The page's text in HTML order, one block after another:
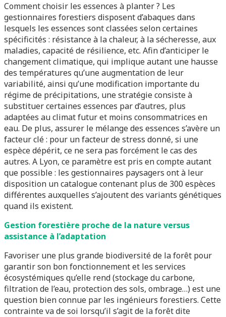
Comment choisir les essences à planter ? Les
gestionnaires forestiers disposent d’abaques dans
lesquels les essences sont classées selon certaines
spécificités : résistance à la chaleur, à la sécheresse, aux
maladies, capacité de résilience, etc. Afin d’anticiper le
changement climatique, qui implique autant une hausse
des températures qu’une augmentation de leur
variabilité, ainsi qu’une modification importante du
régime de précipitations, une stratégie consiste à
substituer certaines essences par d’autres, plus
adaptées au climat futur et moins consommatrices en
eau. De plus, assurer le mélange des essences s’avère un
facteur clé : pour un facteur de stress donné, si une
espèce dépérit, ce ne sera pas forcément le cas des
autres. A Lyon, ce paramètre est pris en compte autant
que possible : les gestionnaires paysagers ont à leur
disposition un catalogue contenant plus de 300 espèces
différentes auxquelles s’ajoutent des variants génétiques
quand ils existent.
Gestion forestière proche de la nature versus
assistance à l’adaptation
Favoriser une plus grande biodiversité de la forêt pour
garantir son bon fonctionnement et les services
écosystémiques qu’elle rend (stockage du carbone,
filtration de l’eau, protection des sols, ombrage…) est une
question bien connue par les ingénieurs forestiers. Cette
contrainte va de soi lorsqu’il s’agit de la forêt dite